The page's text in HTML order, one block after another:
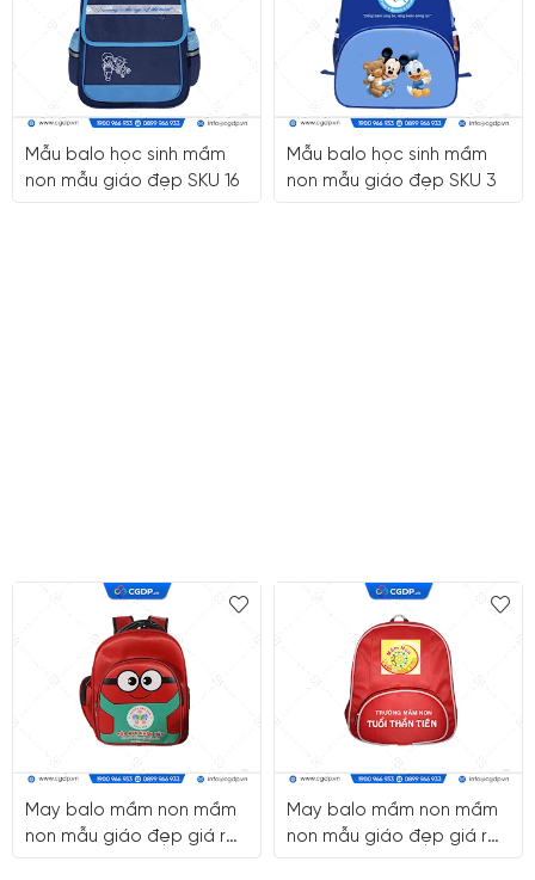
Mẫu balo học sinh mầm
non mẫu giáo đẹp SKU 16
Mẫu balo học sinh mầm
non mẫu giáo đẹp SKU 3
May balo mầm non mầm
non mẫu giáo đẹp giá rẻ
May balo mầm non mầm
non mẫu giáo đẹp giá rẻ